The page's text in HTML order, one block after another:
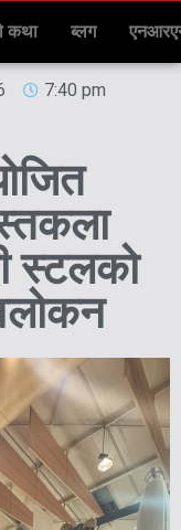
कथा ब्लग
7:40 pm
स्टलको